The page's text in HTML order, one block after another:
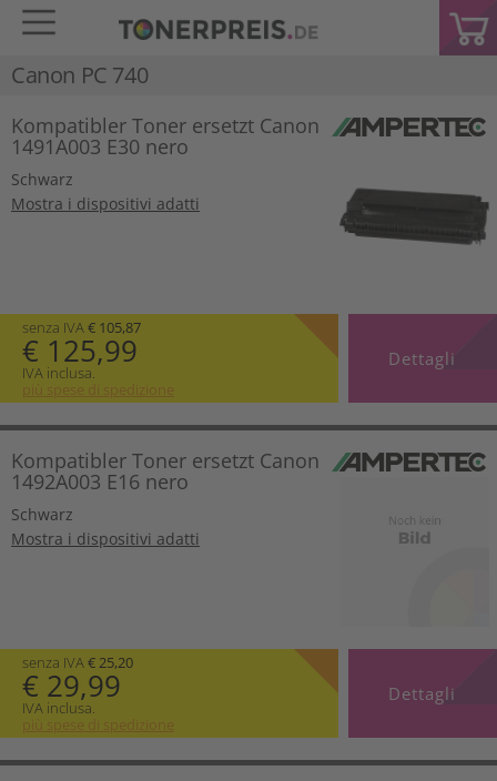
Canon PC 740
Kompatibler Toner ersetzt Canon
1491A003 E30 nero
Schwarz
Mostra i dispositivi adatti
senza IVA€ 105,87
€ 125,99
IVA inclusa.
più spese di spedizione
Dettagli
Kompatibler Toner ersetzt Canon
1492A003 E16 nero
Schwarz
Mostra i dispositivi adatti
senza IVA€ 25,20
€ 29,99
IVA inclusa.
più spese di spedizione
Dettagli